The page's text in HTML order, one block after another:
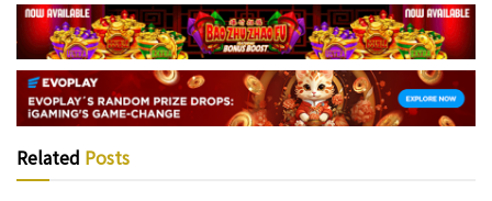
Related Posts